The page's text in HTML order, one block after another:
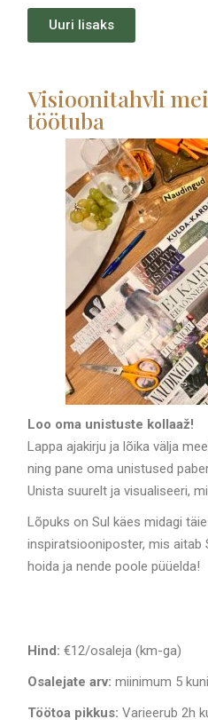
Uuri lisaks
Visioonitahvli
töötuba
Loo oma unistuste kollaaž!
Lappa ajakirju ja lõika välja
ning pane oma unistused
Unista suurelt ja visualiseeri,
Lõpuks on Sul käes midagi
inspiratsiooniposter, mis aitab
hoida ja nende poole püüelda!
Hind: €12/osaleja (km-ga)
Osalejate arv: miinimum 5
Töötoa pikkus: Varieerub 2h